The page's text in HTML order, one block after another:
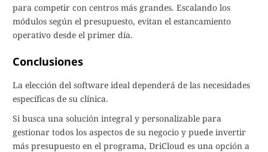
para competir con centros más grandes. Escalando los
módulos según el presupuesto, evitan el estancamiento
operativo desde el primer día.
Conclusiones
La elección del software ideal dependerá de las necesidades
específicas de su clínica.
Si busca una solución integral y personalizable para
gestionar todos los aspectos de su negocio y puede invertir
más presupuesto en el programa, DriCloud es una opción a